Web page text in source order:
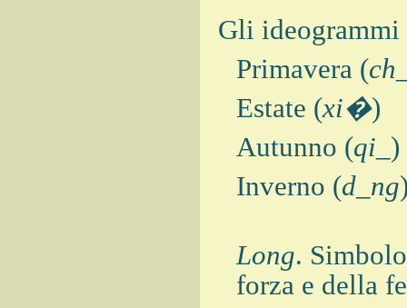
Gli
Primavera (
Estate (xi�)
Autunno (qi_ )
Inverno (d_ng
Long.
forza e della